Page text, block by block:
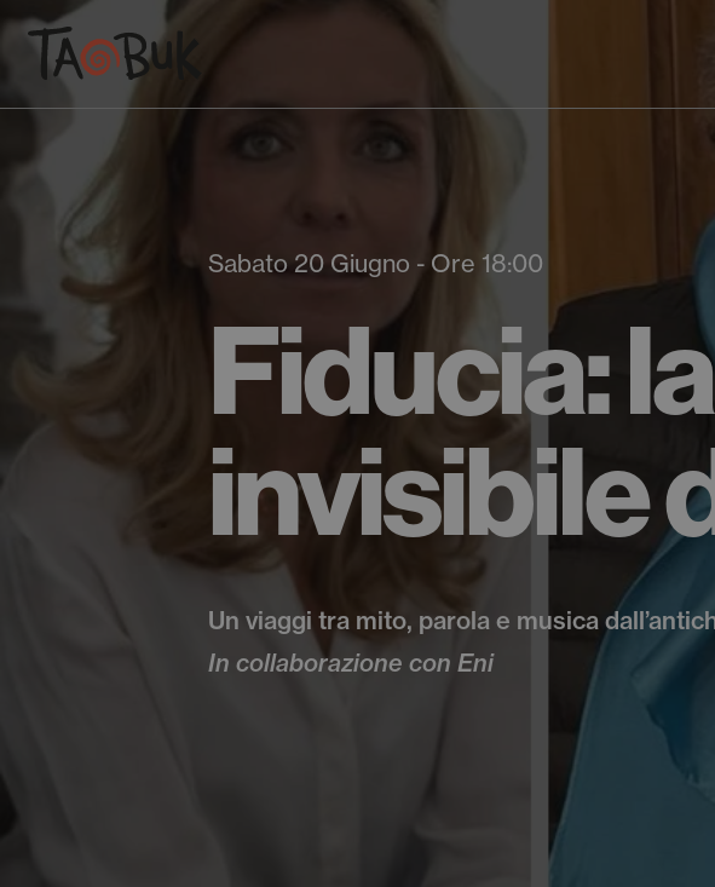
Sabato 20 Giugno - Ore 18:00
Fiducia:
invisibile
Un viaggi tra mito, parola e musica
In collaborazione con Eni